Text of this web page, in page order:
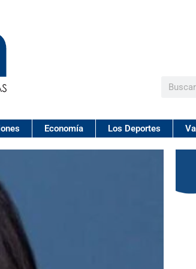
Buscar
Economía Los Deportes